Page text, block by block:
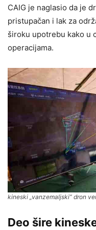
CAIG je naglasio da je
pristupačan i lak za
široku upotrebu kako u
operacijama.
kineski „vanzemaljski” dron
Deo šire